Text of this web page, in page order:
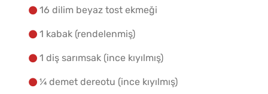
16 dilim beyaz tost ekmeği
1 kabak (rendelenmiş)
1 diş sarımsak (ince kıyılmış)
¼ demet dereotu (ince kıyılmış)